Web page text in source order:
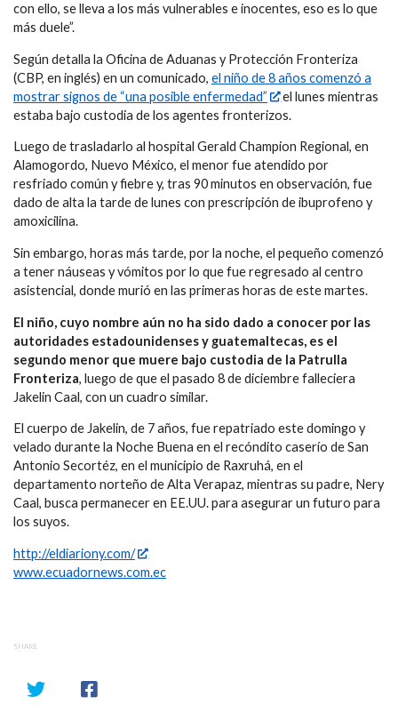
con ello, se lleva a los más vulnerables e inocentes, eso es lo que
más duele”.
Según detalla la Oficina de Aduanas y Protección Fronteriza
(CBP, en inglés) en un comunicado, el niño de 8 años comenzó a
mostrar signos de “una posible enfermedad”
el lunes mientras
estaba bajo custodia de los agentes fronterizos.
Luego de trasladarlo al hospital Gerald Champion Regional, en
Alamogordo, Nuevo México, el menor fue atendido por
resfriado común y fiebre y, tras 90 minutos en observación, fue
dado de alta la tarde de lunes con prescripción de ibuprofeno y
amoxicilina.
Sin embargo, horas más tarde, por la noche, el pequeño comenzó
a tener náuseas y vómitos por lo que fue regresado al centro
asistencial, donde murió en las primeras horas de este martes.
El niño, cuyo nombre aún no ha sido dado a conocer por las
autoridades estadounidenses y guatemaltecas, es el
segundo menor que muere bajo custodia de la Patrulla
Fronteriza, luego de que el pasado 8 de diciembre falleciera
Jakelin Caal, con un cuadro similar.
El cuerpo de Jakelin, de 7 años, fue repatriado este domingo y
velado durante la Noche Buena en el recóndito caserío de San
Antonio Secortéz, en el municipio de Raxruhá, en el
departamento norteño de Alta Verapaz, mientras su padre, Nery
Caal, busca permanecer en EE.UU. para asegurar un futuro para
los suyos.
http://eldiariony.com/
www.ecuadornews.com.ec
SHARE